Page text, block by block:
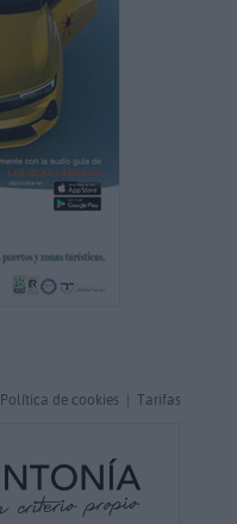
Política de cookies | Tarifas